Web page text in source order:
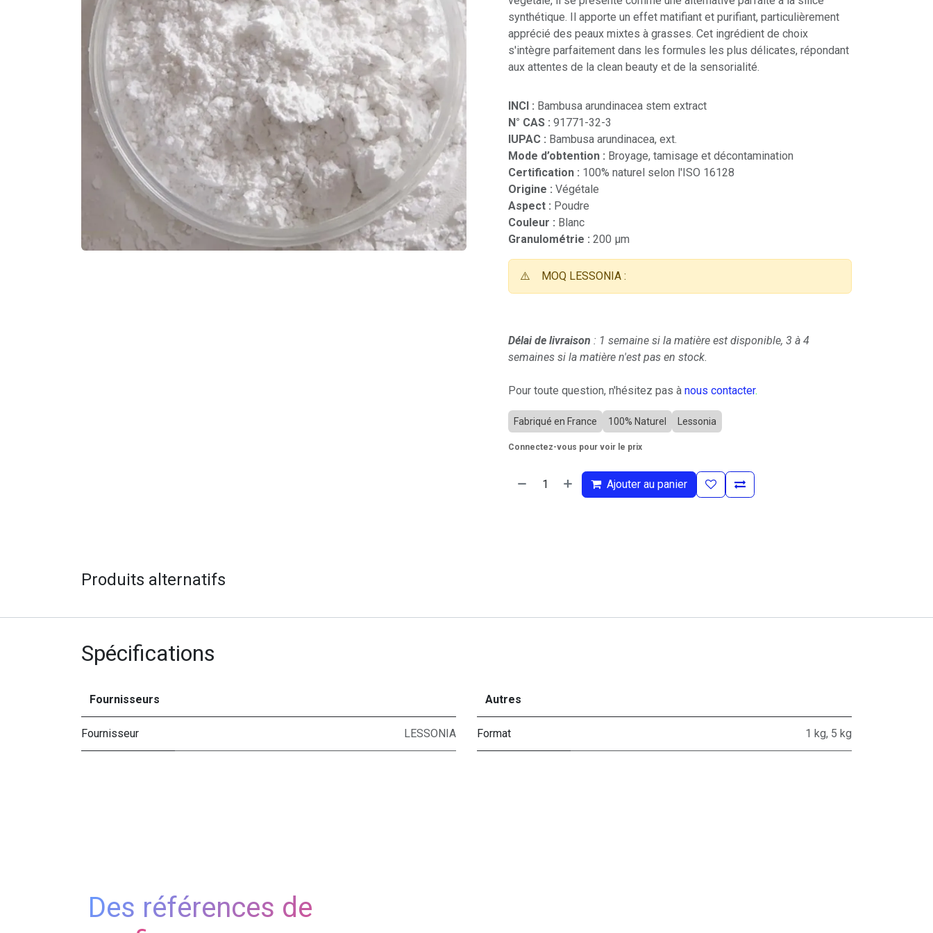
synthétique. Il apporte un effet matifiant et purifiant, particulièrement
apprécié des peaux mixtes à grasses. Cet ingrédient de choix
s'intègre parfaitement dans les formules les plus délicates, répondant
aux attentes de la clean beauty et de la sensorialité.
INCI : Bambusa arundinacea stem extract
N° CAS : 91771-32-3
IUPAC : Bambusa arundinacea, ext.
Mode d’obtention : Broyage, tamisage et décontamination
Certification : 100% naturel selon l'ISO 16128
Origine : Végétale
Aspect : Poudre
Couleur : Blanc
Granulométrie : 200 µm
⚠️ MOQ LESSONIA :
Délai de livraison : 1 semaine si la matière est disponible, 3 à 4
semaines si la matière n'est pas en stock.
Pour toute question, n'hésitez pas à nous contacter.
Fabriqué en France 100% Naturel Lessonia
Connectez-vous pour voir le prix
Ajouter au panier
Produits alternatifs
Spécifications
Fournisseurs
Fournisseur LESSONIA
Autres
Format 1 kg, 5 kg
Des références de